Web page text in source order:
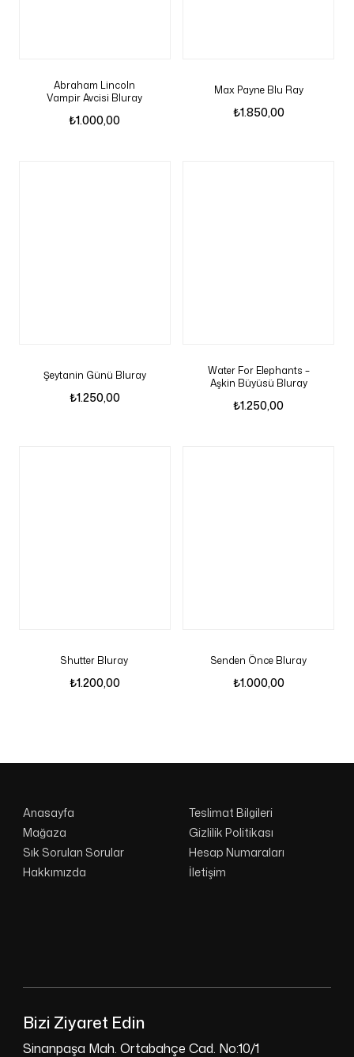
Abraham Lincoln
Vampir Avcisi Bluray
₺1.000,00
Max Payne Blu Ray
₺1.850,00
Şeytanin Günü Bluray
₺1.250,00
Water For Elephants –
Aşkin Büyüsü Bluray
₺1.250,00
Shutter Bluray
₺1.200,00
Senden Önce Bluray
₺1.000,00
Bizi Ziyaret Edin
Sinanpaşa Mah. Ortabahçe Cad. No:10/1
Anasayfa
Mağaza
Sık Sorulan Sorular
Hakkımızda
Teslimat Bilgileri
Gizlilik Politikası
Hesap Numaraları
İletişim